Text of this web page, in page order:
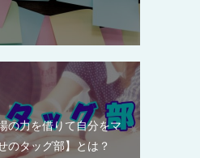
の力を借りて自分をマ
のタッグ部】とは？